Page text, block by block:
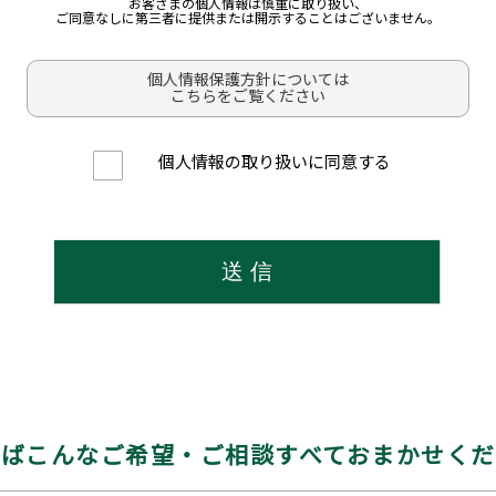
お客さまの個人情報は慎重に取り扱い、
ご同意なしに第三者に提供または開示することはございません。
個人情報保護方針については
こちらをご覧ください
個人情報の取り扱いに同意する
こんなご希望・ ご相談すべておまかせく